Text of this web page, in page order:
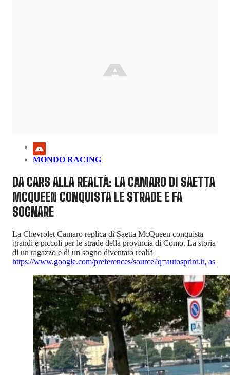
MONDO RACING
DA CARS ALLA REALTÀ: LA CAMARO DI SAETTA
MCQUEEN CONQUISTA LE STRADE E FA
SOGNARE
La Chevrolet Camaro replica di Saetta McQueen conquista
grandi e piccoli per le strade della provincia di Como. La storia
di un ragazzo e di un sogno diventato realtà
https://www.google.com/preferences/source?q=autosprint.it, as